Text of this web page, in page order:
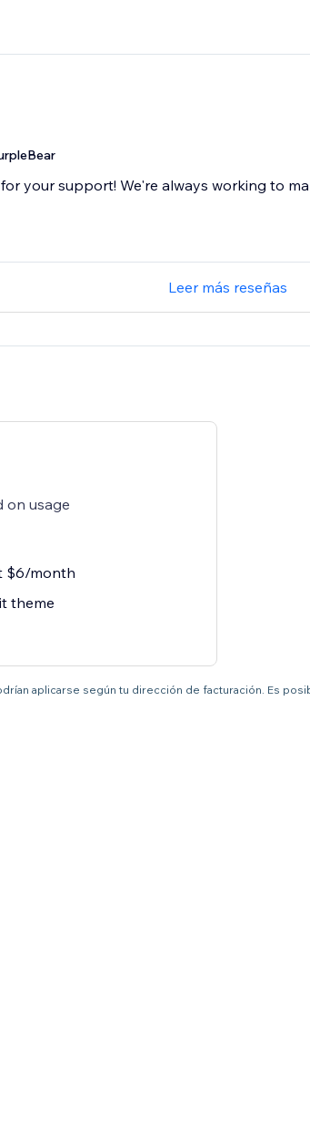
your support! We're always working to
Leer más reseñas
on usage
$6/month
theme
aplicarse según tu dirección de facturación. Es